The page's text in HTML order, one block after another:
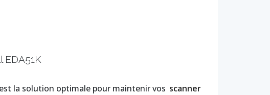
EDA51K
la solution optimale pour maintenir vos scanner